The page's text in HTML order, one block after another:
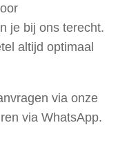
je bij ons terecht.
altijd optimaal
via onze
via WhatsApp.